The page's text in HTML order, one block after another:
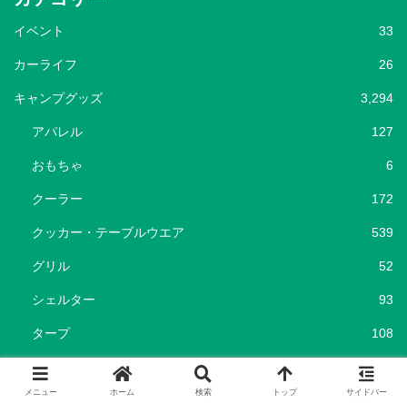
イベント 33
カーライフ 26
キャンプグッズ 3,294
アパレル 127
おもちゃ 6
クーラー 172
クッカー・テーブルウエア 539
グリル 52
シェルター 93
タープ 108
チェア・テーブル 338
テント 455
メニュー ホーム 検索 トップ サイドバー